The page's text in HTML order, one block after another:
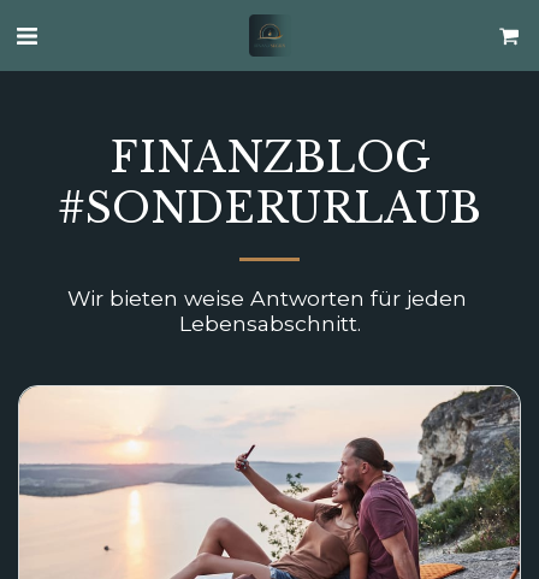
FINANZBLOG
#SONDERURLAUB
Wir bieten weise Antworten für jeden
Lebensabschnitt.